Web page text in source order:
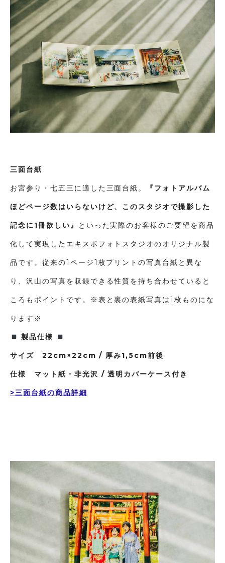
三面台紙
お宮参り・七五三に適した三面台紙。 『フォトアルバム
ほどページ数はいらないけど、このスタジオで撮影した
記念に1冊欲しい』 といった実際のお客様のご要望を商品
化して実現したエキスポフォトスタジオのオリジナル製
品です。従来の1ページ1枚プリントの写真台紙と異な
り、沢山の写真を収録できる性質を持ち合わせていると
ころもポイントです。※表と裏の表紙写真は1枚ものにな
ります※
製品仕様
サイズ 22cm×22cm / 厚み1,5cm前後
仕様 マット紙・非光沢 /透明カバーケース付き
>三面台紙の商品詳細